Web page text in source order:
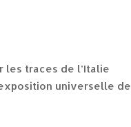
les traces de l’Italie
universelle de